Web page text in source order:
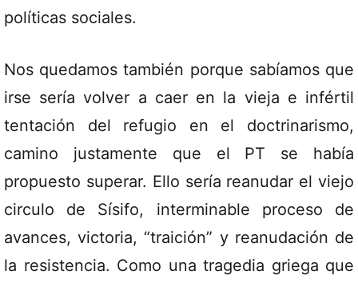
políticas sociales.
Nos quedamos también porque sabíamos que
irse sería volver a caer en la vieja e infértil
tentación del refugio en el doctrinarismo,
camino justamente que el PT se había
propuesto superar. Ello sería reanudar el viejo
circulo de Sísifo, interminable proceso de
avances, victoria, “traición” y reanudación de
la resistencia. Como una tragedia griega que